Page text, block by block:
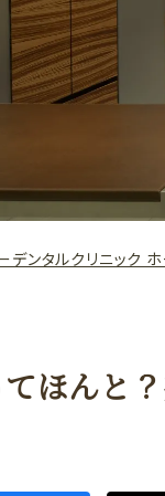
デンタルクリニック
ほんと